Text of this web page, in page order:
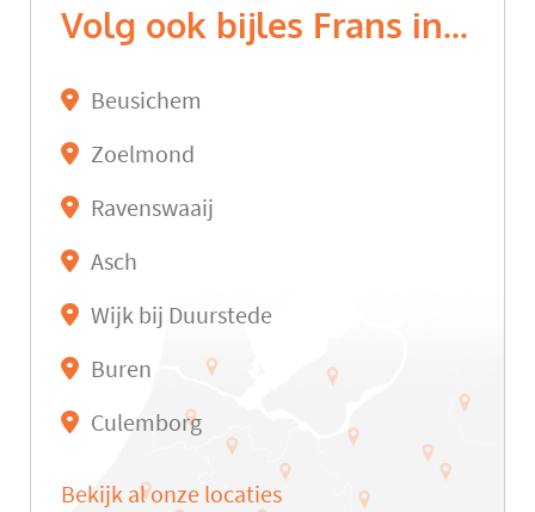
Volg ook bijles Frans in...
Beusichem
Zoelmond
Ravenswaaij
Asch
Wijk bij Duurstede
Buren
Culemborg
Bekijk al onze locaties